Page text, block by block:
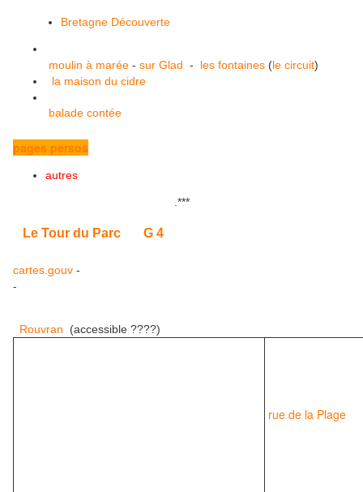
Bretagne Découverte
moulin à marée - sur Glad - les fontaines (le circuit)
la maison du cidre
balade contée
pages persos
autres
***
Le Tour du Parc G 4
cartes.gouv -
-
Rouvran (accessible ????)
rue de la Plage